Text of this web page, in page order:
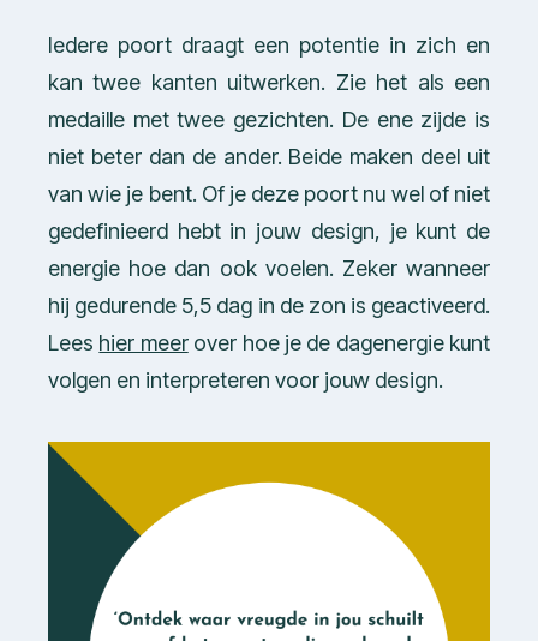
Iedere poort draagt een potentie in zich en
kan twee kanten uitwerken. Zie het als een
medaille met twee gezichten. De ene zijde is
niet beter dan de ander. Beide maken deel uit
van wie je bent. Of je deze poort nu wel of niet
gedefinieerd hebt in jouw design, je kunt de
energie hoe dan ook voelen. Zeker wanneer
hij gedurende 5,5 dag in de zon is geactiveerd.
Lees hier meerover hoe je de dagenergie kunt
volgen en interpreteren voor jouw design.